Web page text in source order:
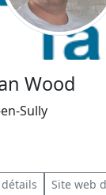
Wood
Sully
Site web